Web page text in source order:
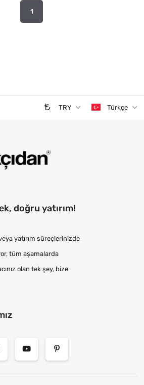
1
TRY Türkçe
doğru yatırım!
yatırım süreçlerinizde
tüm aşamalarda
olan tek şey, bize